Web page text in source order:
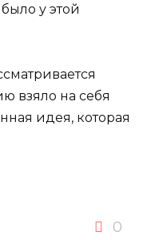
у этой
взяло на себя
идея, которая
0